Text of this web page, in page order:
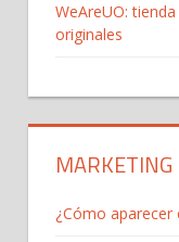
WeAreUO:
originales
MARKETING
¿Cómo